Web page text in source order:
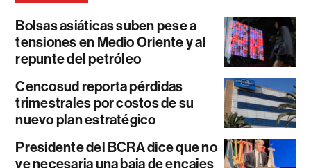
Bolsas asiáticas suben pese a
tensiones en Medio Oriente y al
repunte del petróleo
Cencosud reporta pérdidas
trimestrales por costos de su
nuevo plan estratégico
Presidente del BCRA dice que no
ve necesaria una baja de encajes